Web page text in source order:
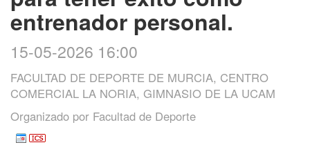
entrenador personal.
15-05-2026 16:00
FACULTAD DE DEPORTE DE MURCIA, CENTRO
COMERCIAL LA NORIA, GIMNASIO DE LA UCAM
Organizado por Facultad de Deporte